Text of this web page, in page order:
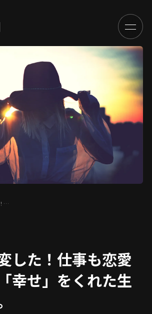
…
した！仕事も恋愛
幸せ」をくれた生